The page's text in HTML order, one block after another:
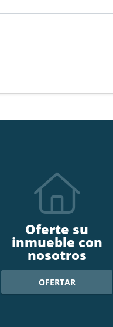
Oferte su
inmueble con
nosotros
OFERTAR